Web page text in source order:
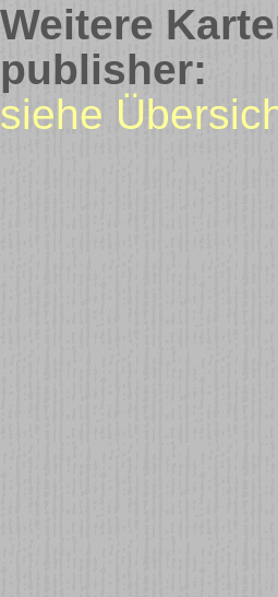
Weitere
publisher:
siehe